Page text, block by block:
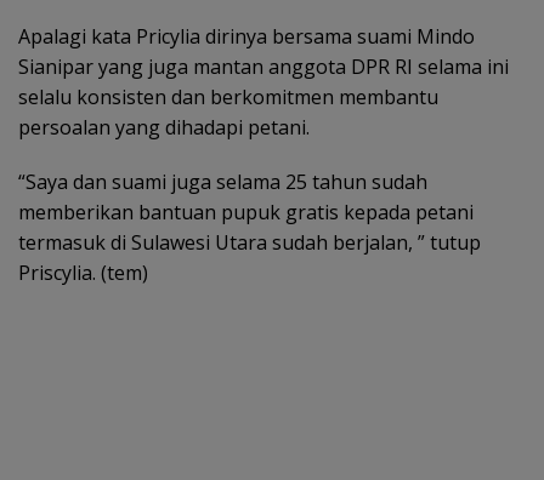
Apalagi kata Pricylia dirinya bersama suami Mindo
Sianipar yang juga mantan anggota DPR RI selama ini
selalu konsisten dan berkomitmen membantu
persoalan yang dihadapi petani.
“Saya dan suami juga selama 25 tahun sudah
memberikan bantuan pupuk gratis kepada petani
termasuk di Sulawesi Utara sudah berjalan, ” tutup
Priscylia. (tem)